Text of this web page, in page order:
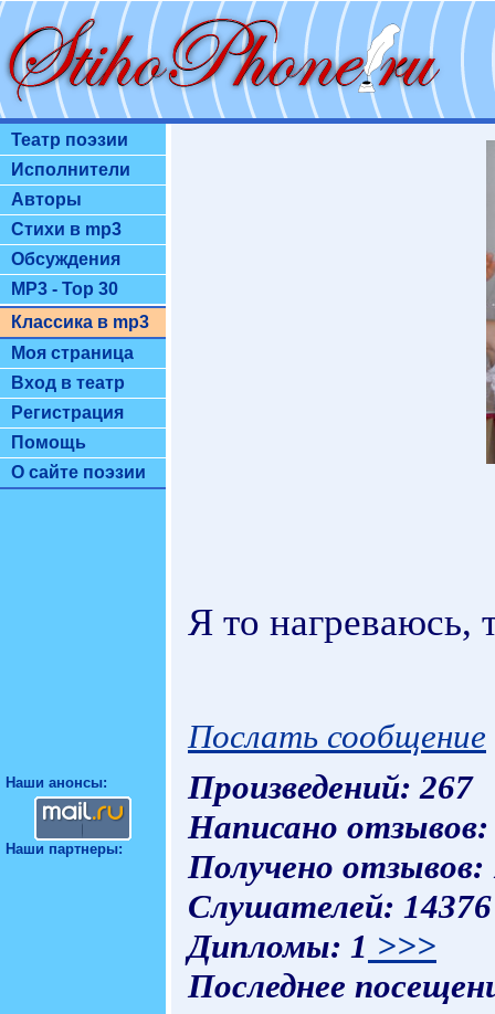
Театр поэзии
Исполнители
Авторы
Стихи в mp3
Обсуждения
MP3 - Top 30
Классика в mp3
Моя страница
Вход в театр
Регистрация
Помощь
О сайте поэзии
Наши анонсы:
Наши партнеры:
Я то нагреваюсь,
Послать сообщение
Произведений: 267
Написано
Получено
Слушателей:
Дипломы: 1 >>>
Последнее